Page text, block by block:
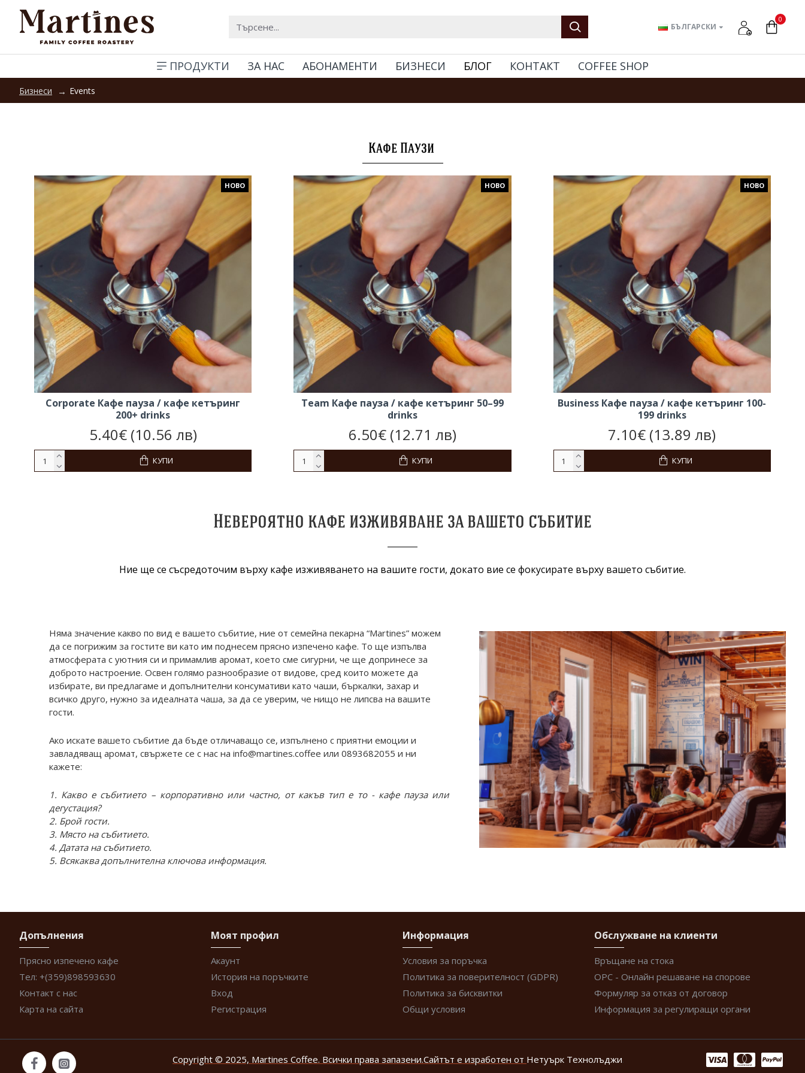
БЪЛГАРСКИ
0
ПРОДУКТИ ЗА НАС АБОНАМЕНТИ БИЗНЕСИ БЛОГ КОНТАКТ COFFEE SHOP
Бизнеси Events
Кафе Паузи
НОВО
Corporate Кафе пауза / кафе кетъринг
200+ drinks
5.40€ (10.56 лв)
КУПИ
НОВО
Team Кафе пауза / кафе кетъринг 50–99
drinks
6.50€ (12.71 лв)
КУПИ
НОВО
Business Кафе пауза / кафе кетъринг 100-
199 drinks
7.10€ (13.89 лв)
КУПИ
Невероятно кафе изживяване за вашето събитие
Ние ще се съсредоточим върху кафе изживяването на вашите гости, докато вие се фокусирате върху вашето събитие.
Няма значение какво по вид е вашето събитие, ние от семейна пекарна “Martines” можем
да се погрижим за гостите ви като им поднесем прясно изпечено кафе. То ще изпълва
атмосферата с уютния си и примамлив аромат, което сме сигурни, че ще допринесе за
доброто настроение. Освен голямо разнообразие от видове, сред които можете да
избирате, ви предлагаме и допълнителни консумативи като чаши, бъркалки, захар и
всичко друго, нужно за идеалната чаша, за да се уверим, че нищо не липсва на вашите
гости.
Ако искате вашето събитие да бъде отличаващо се, изпълнено с приятни емоции и
завладяващ аромат, свържете се с нас на info@martines.coffee или 0893682055 и ни
кажете:
1. Какво е събитието – корпоративно или частно, от какъв тип е то - кафе пауза или
дегустация?
2. Брой гости.
3. Място на събитието.
4. Датата на събитието.
5. Всякаква допълнителна ключова информация.
Допълнения
Прясно изпечено кафе
Тел: +(359)898593630
Контакт с нас
Карта на сайта
Моят профил
Акаунт
История на поръчките
Вход
Регистрация
Информация
Условия за поръчка
Политика за поверителност (GDPR)
Политика за бисквитки
Общи условия
Обслужване на клиенти
Връщане на стока
ОРС - Онлайн решаване на спорове
Формуляр за отказ от договор
Информация за регулиращи органи
Copyright © 2025, Martines Coffee. Всички права запазени.Сайтът е изработен от Нетуърк Технолъджи.